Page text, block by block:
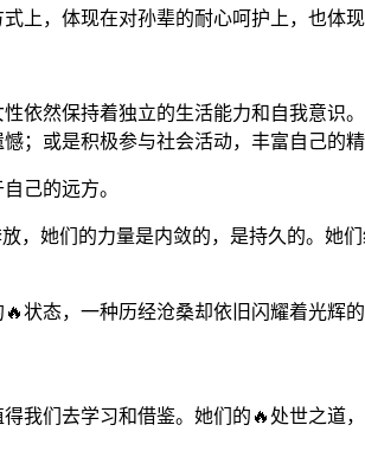
上，体现在对孙辈的耐心呵护上，也体
依然保持着独立的生活能力和自我意识
；或是积极参与社会活动，丰富自己的精
己的远方。
她们的力量是内敛的，是持久的。她
状态，一种历经沧桑却依旧闪耀着光辉的
我们去学习和借鉴。她们的🔥处世之道